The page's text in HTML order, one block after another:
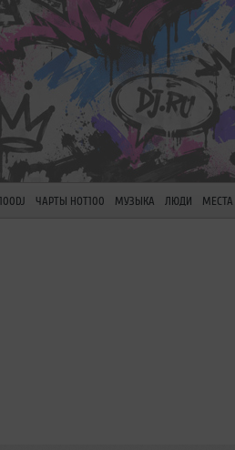
ЧАРТЫ HOT100 МУЗЫКА ЛЮДИ МЕСТА